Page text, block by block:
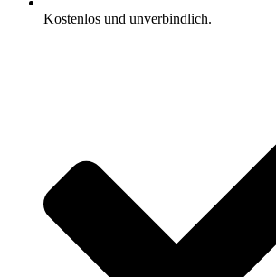
Kostenlos und unverbindlich.